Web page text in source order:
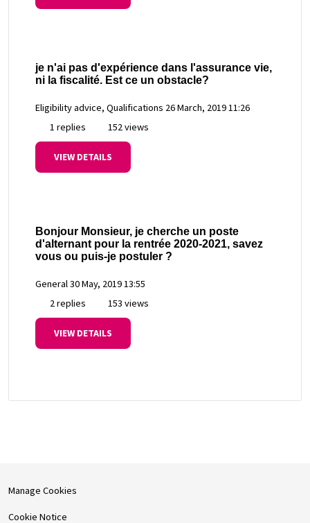
je n'ai pas d'expérience dans l'assurance vie,
ni la fiscalité. Est ce un obstacle?
Eligibility advice, Qualifications 26 March, 2019 11:26
1 replies
152 views
VIEW DETAILS
Bonjour Monsieur, je cherche un poste
d'alternant pour la rentrée 2020-2021, savez
vous ou puis-je postuler ?
General30 May, 2019 13:55
2 replies
153 views
VIEW DETAILS
Manage Cookies
Cookie Notice